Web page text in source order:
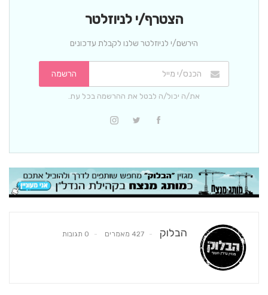
הצטרף/י לניוזלטר
הירשם/י לניוזלטר שלנו לקבלת עדכונים
הרשמה
את/ה יכול/ה לבטל את ההרשמה בכל עת.
הבלוק 427 מאמרים 0 תגובות